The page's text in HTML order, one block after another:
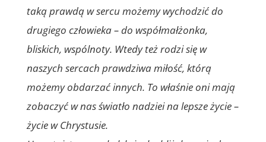
taką prawdą w sercu możemy wychodzić do
drugiego człowieka – do współmałżonka,
bliskich, wspólnoty. Wtedy też rodzi się w
naszych sercach prawdziwa miłość, którą
możemy obdarzać innych. To właśnie oni mają
zobaczyć w nas światło nadziei na lepsze życie –
życie w Chrystusie.